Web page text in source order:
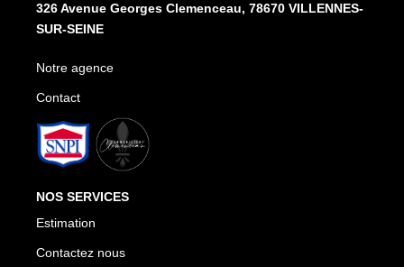
326 Avenue Georges Clemenceau, 78670 VILLENNES-
SUR-SEINE
Notre agence
Contact
NOS SERVICES
Estimation
Contactez nous